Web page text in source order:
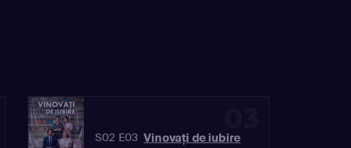
S02 E03 Vinovaţi de iubire